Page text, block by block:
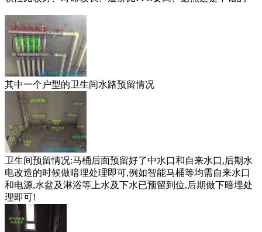
其中一个户型的卫生间水路预留情况
卫生间预留情况:马桶后面预留好了中水口和自来水口,后期水
电改造的时候做暗埋处理即可,例如智能马桶等均需自来水口
和电源,水盆及淋浴等上水及下水已预留到位,后期做下暗埋处
理即可!